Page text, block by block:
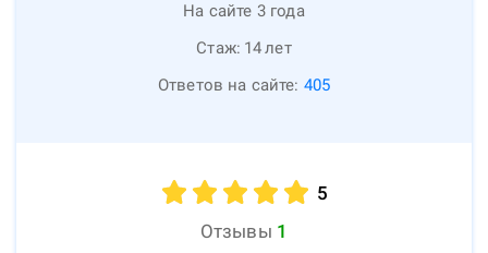
На сайте 3 года
Стаж: 14лет
Ответов на сайте: 405
5
Отзывы 1